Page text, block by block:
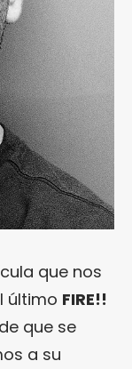
que nos
último FIRE!!
que se
a su